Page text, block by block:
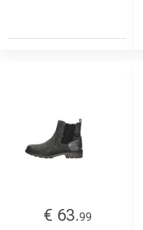
€ 63.99